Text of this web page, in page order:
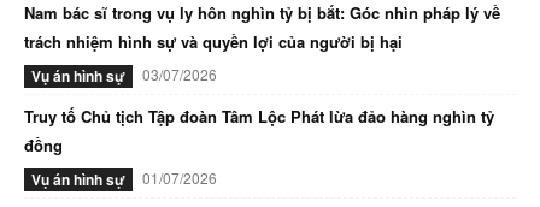
Nam bác sĩ trong vụ ly hôn nghìn tỷ bị bắt: Góc nhìn pháp lý về
trách nhiệm hình sự và quyền lợi của người bị hại
Vụ án hình sự 03/07/2026
Truy tố Chủ tịch Tập đoàn Tâm Lộc Phát lừa đảo hàng nghìn tỷ
đồng
Vụ án hình sự 01/07/2026